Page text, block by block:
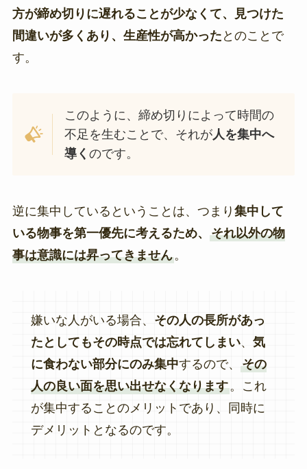
方が締め切りに遅れることが少なくて、見つけた
間違いが多くあり、生産性が高かった とのことで
す。
このように、締め切りによって時間の
不足を生むことで、それが人を集中へ
導くのです。
逆に集中しているということは、つまり 集中して
いる物事を第一優先に考えるため、 それ以外の物
事は意識には昇ってきません。
嫌いな人がいる場合、 その人の長所があっ
たとしてもその時点では忘れてしまい、 気
に食わない部分にのみ集中するので、 その
人の良い面を思い出せなくなります。これ
が集中することのメリットであり、同時に
デメリットとなるのです。